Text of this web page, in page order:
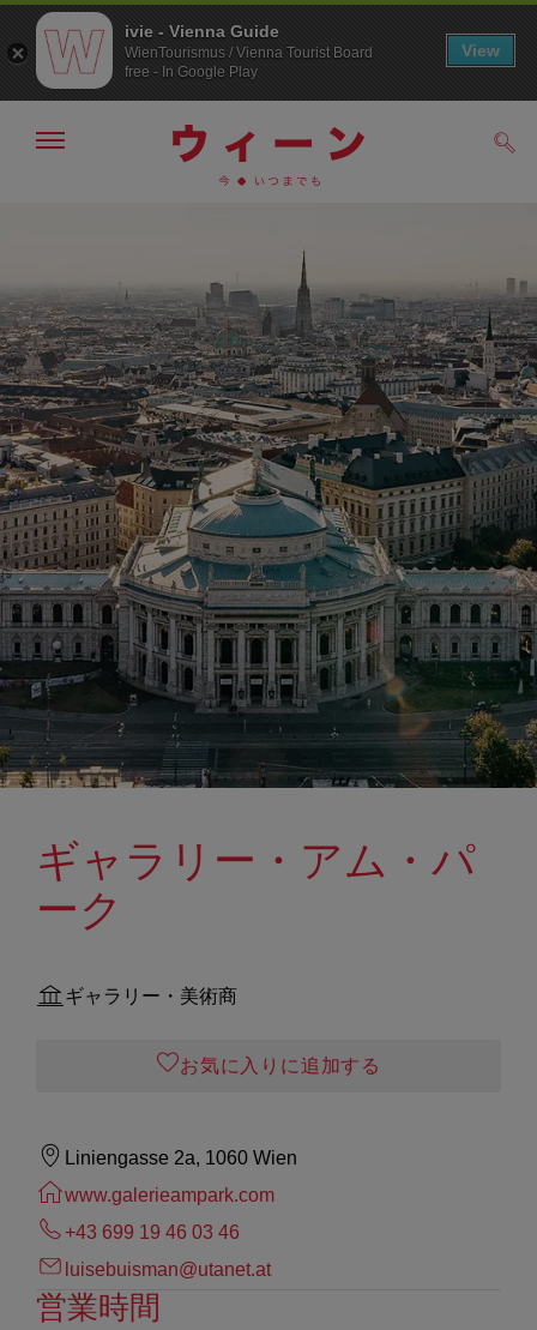
へ
ジ
の
ト
ッ
プ
へ
メ
非
表
示
ギャラリー・アム・パ
ーク
ギャラリー・美術商
お気に入りに追加する
Liniengasse 2a, 1060 Wien
www.galerieampark.com
+43 699 19 46 03 46
luisebuisman@utanet.at
営業時間
ivie - Vienna Guide
WienTourismus / Vienna Tourist Board
free - In Google Play
View